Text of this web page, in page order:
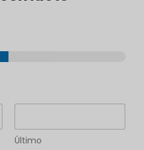
Último